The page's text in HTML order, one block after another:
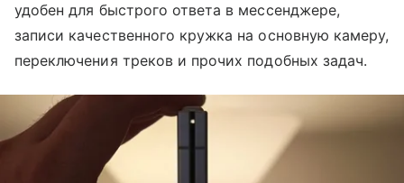
удобен для быстрого ответа в мессенджере,
записи качественного кружка на основную камеру,
переключения треков и прочих подобных задач.